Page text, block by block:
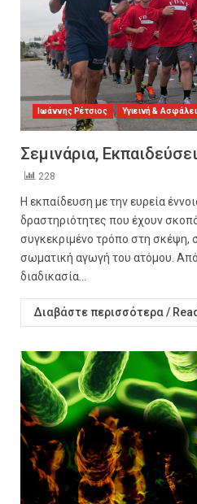
Ιωάννης Ρέτσιος Υγιεινή &
Σεμινάρια,
228
Η εκπαίδευση με την ευρεία
δραστηριότητες που έχουν
συγκεκριμένο τρόπο στη σκέψη,
σωματική αγωγή του ατόμου.
διαδικασία...
Διαβάστε περισσότερα /